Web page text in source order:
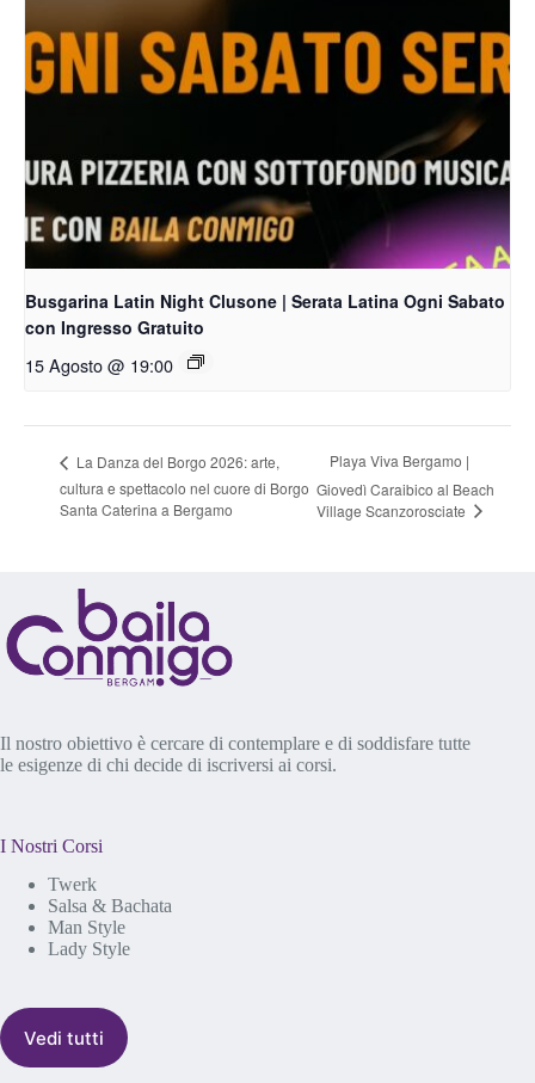
Busgarina Latin Night Clusone | Serata Latina Ogni Sabato
con Ingresso Gratuito
15 Agosto @ 19:00
La Danza del Borgo 2026: arte,
cultura e spettacolo nel cuore di Borgo
Santa Caterina a Bergamo
Playa Viva Bergamo |
Giovedì Caraibico al Beach
Village Scanzorosciate
Il nostro obiettivo è cercare di contemplare e di soddisfare tutte
le esigenze di chi decide di iscriversi ai corsi.
I Nostri Corsi
Twerk
Salsa & Bachata
Man Style
Lady Style
Vedi tutti